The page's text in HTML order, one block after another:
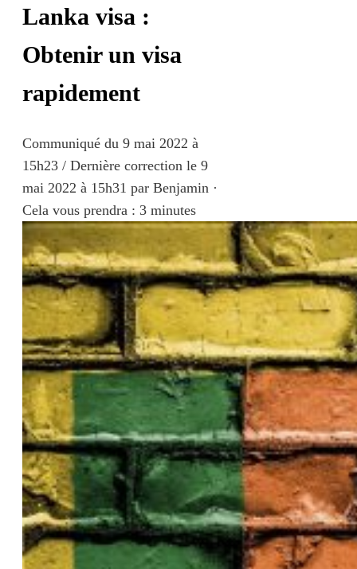
Lanka visa :
Obtenir un visa
rapidement
Communiqué du 9 mai 2022 à
15h23 / Dernière correction le 9
mai 2022 à 15h31 par Benjamin ·
Cela vous prendra : 3 minutes